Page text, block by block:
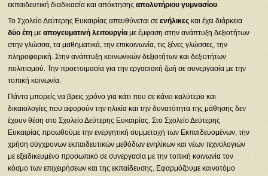
εκπαιδευτική διαδικασία και απόκτησης απολυτήριου γυμνασίου.
Το Σχολείο Δεύτερης Ευκαιρίας απευθύνεται σε ενήλικεςκαι έχει διάρκεια
δύο έτημε απογευματινή λειτουργίαμε έμφαση στην ανάπτυξη δεξιοτήτων
στην γλώσσα, τα μαθηματικά, την επικοινωνία, τις ξένες γλώσσες, την
πληροφορική. Στην ανάπτυξη κοινωνικών δεξιοτήτων και δεξιοτήτων
πολιτισμού. Την προετοιμασία για την εργασιακή ζωή σε συνεργασία με την
τοπική κοινωνία.
Πάντα μπορείς να βρεις χρόνο για κάτι που σε κάνει καλύτερο και
δικαιολογίες που αφορούν την ηλικία και την δυνατότητα της μάθησης δεν
έχουν θέση στο Σχολείο Δεύτερης Ευκαιρίας. Στο Σχολείο Δεύτερης
Ευκαιρίας προωθούμε την ενεργητική συμμετοχή των Εκπαιδευομένων, την
χρήση σύγχρονων εκπαιδευτικών μεθόδων ενηλίκων και νέων τεχνολογιών
με εξειδικευμένο προσωπικό σε συνεργασία με την τοπική κοινωνία τον
κόσμο των επιχειρήσεων και της εκπαίδευσης. Εφαρμόζουμε καινοτόμο